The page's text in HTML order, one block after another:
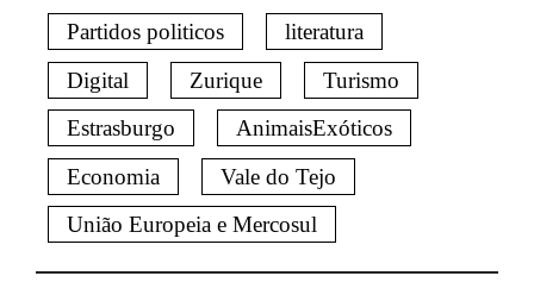
Partidos politicos
literatura
Digital
Zurique
Turismo
Estrasburgo
AnimaisExóticos
Economia
Vale do Tejo
União Europeia e Mercosul